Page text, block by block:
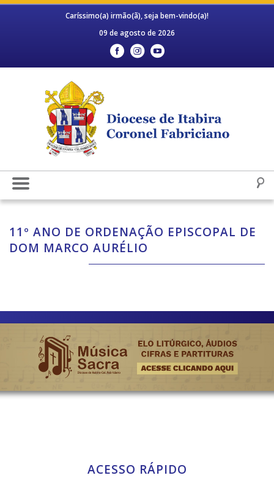
Caríssimo(a) irmão(ã), seja bem-vindo(a)!
09 de agosto de 2026
11º ANO DE ORDENAÇÃO EPISCOPAL DE
DOM MARCO AURÉLIO
ACESSO RÁPIDO